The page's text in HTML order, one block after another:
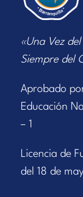
«Una Vez
Siempre del
Aprobado
Educación
– 1
Licencia de
del 18 de